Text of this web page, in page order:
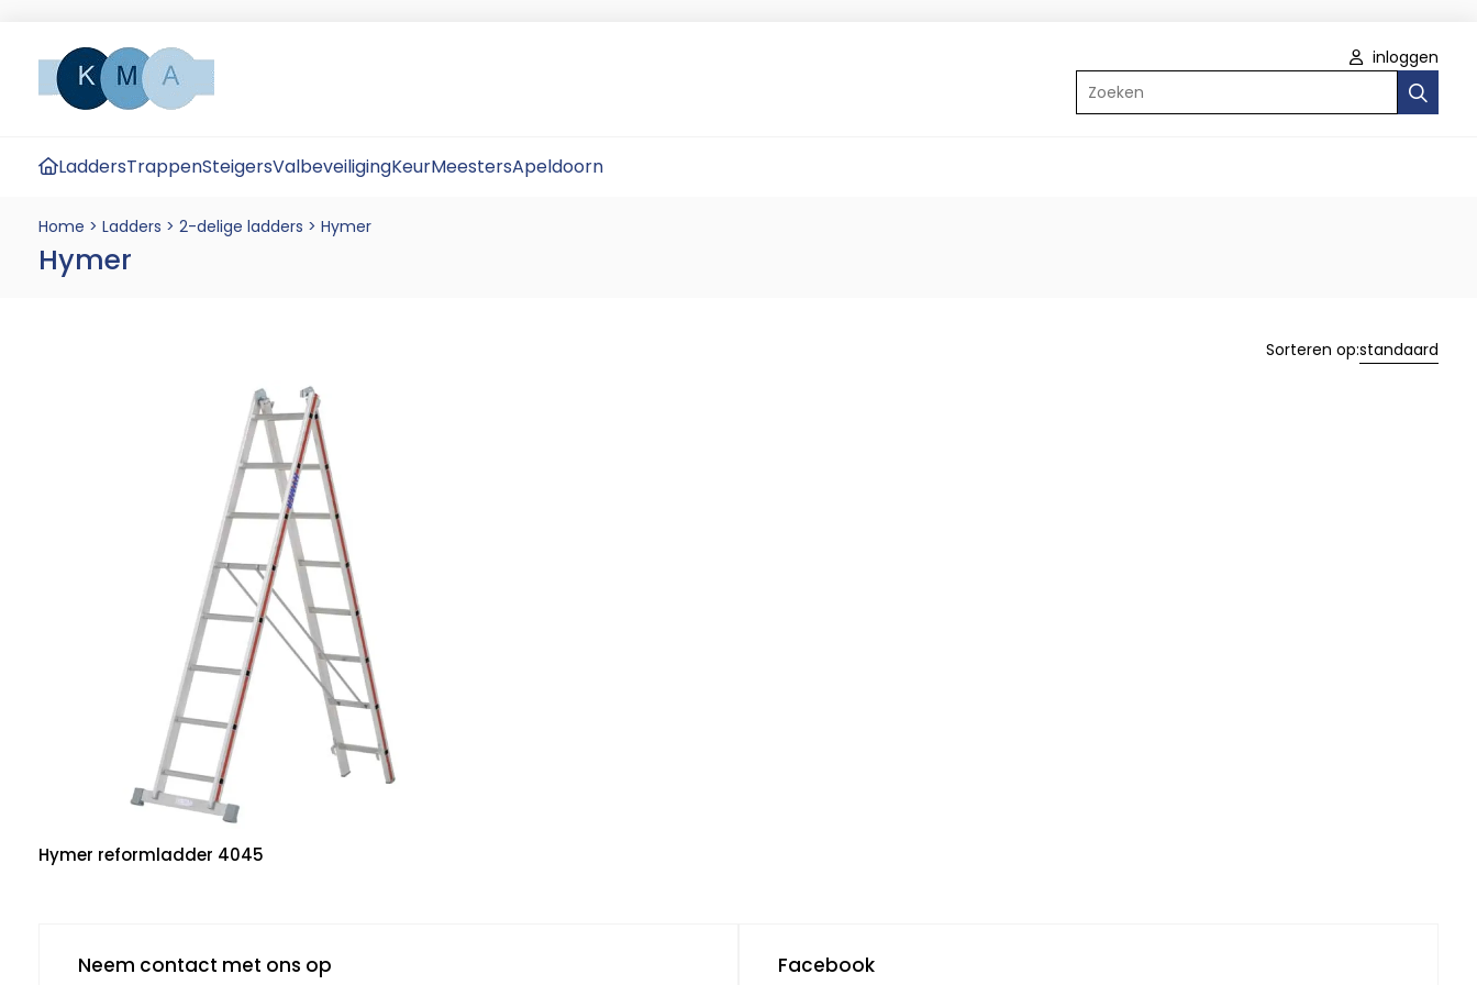
inloggen
Zoeken
LaddersTrappenSteigersValbeveiligingKeurMeestersApeldoorn
Home > Ladders > 2-delige ladders > Hymer
Hymer
Sorteren op:standaard
Hymer reformladder 4045
Neem contact met ons op Facebook